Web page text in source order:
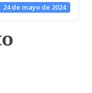
24 de mayo de 2024